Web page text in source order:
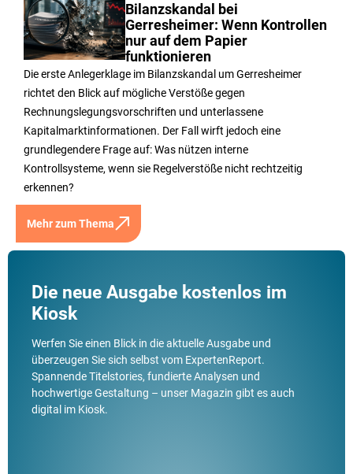
Bilanzskandal bei
Gerresheimer: Wenn Kontrollen
nur auf dem Papier
funktionieren
Die erste Anlegerklage im Bilanzskandal um Gerresheimer
richtet den Blick auf mögliche Verstöße gegen
Rechnungslegungsvorschriften und unterlassene
Kapitalmarktinformationen. Der Fall wirft jedoch eine
grundlegendere Frage auf: Was nützen interne
Kontrollsysteme, wenn sie Regelverstöße nicht rechtzeitig
erkennen?
Mehr zum Thema
Die neue Ausgabe kostenlos im
Kiosk
Werfen Sie einen Blick in die aktuelle Ausgabe und
überzeugen Sie sich selbst vom ExpertenReport.
Spannende Titelstories, fundierte Analysen und
hochwertige Gestaltung – unser Magazin gibt es auch
digital im Kiosk.